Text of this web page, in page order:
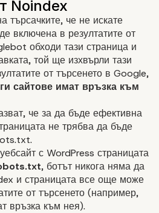
търсачките, че не искате
включена в резултатите от
обходи тази страница и
той ще изхвърли тази
от търсенето в Google,
сайтове имат връзка към
че за да бъде ефективна
не трябва да бъде
с WordPress страницата
, ботът никога няма да
и страницата все още може
от търсенето (например,
връзка към нея).